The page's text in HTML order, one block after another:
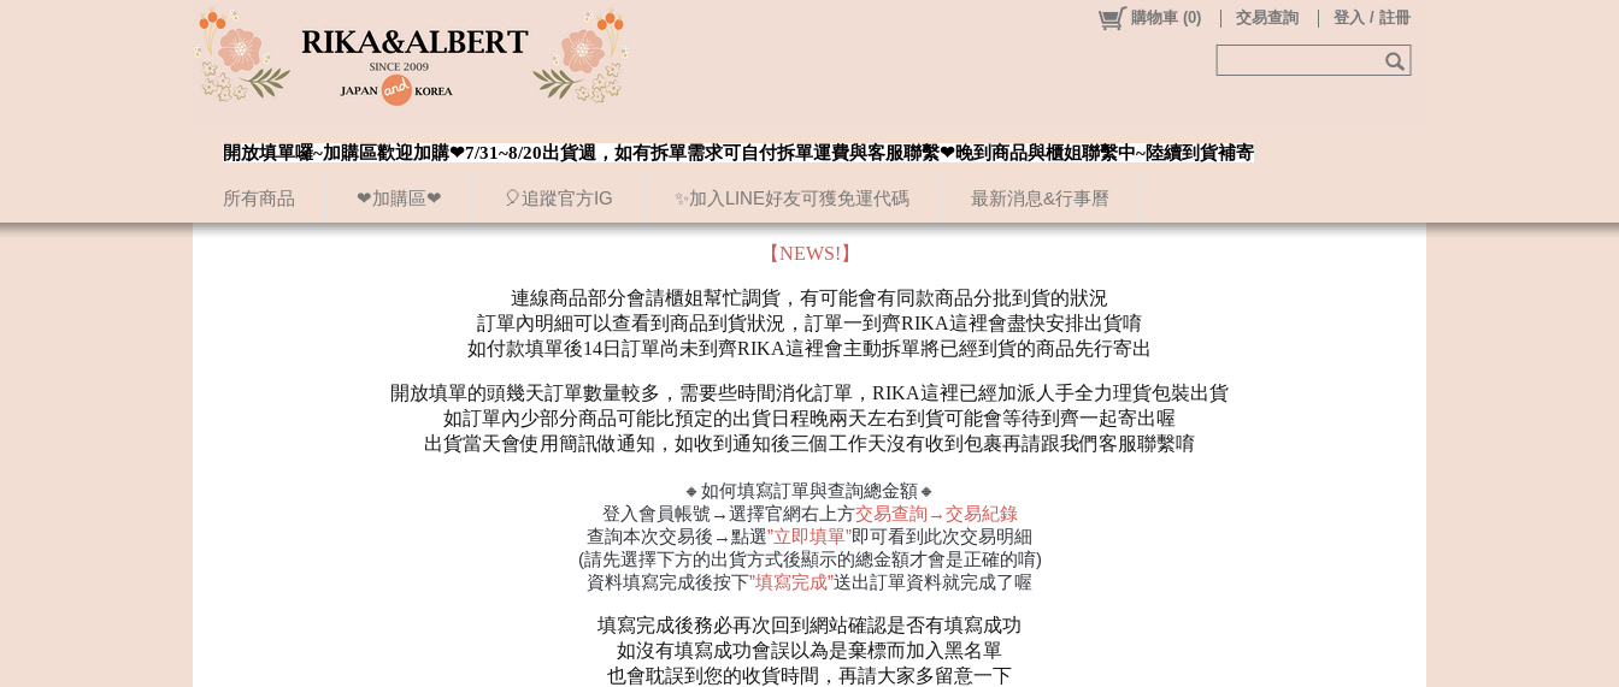
所有商品 ❤加購區❤ 🎈追蹤官方IG ✨加入LINE好友可獲免運代碼 最新消息&行事曆
購物車 (0) 交易查詢 登入 / 註冊
開放填單囉~加購區歡迎加購❤7/31~8/20出貨週，如有拆單需求可自付拆單運費與客服聯繫❤晚到商品與櫃姐聯繫中~陸續到貨補寄